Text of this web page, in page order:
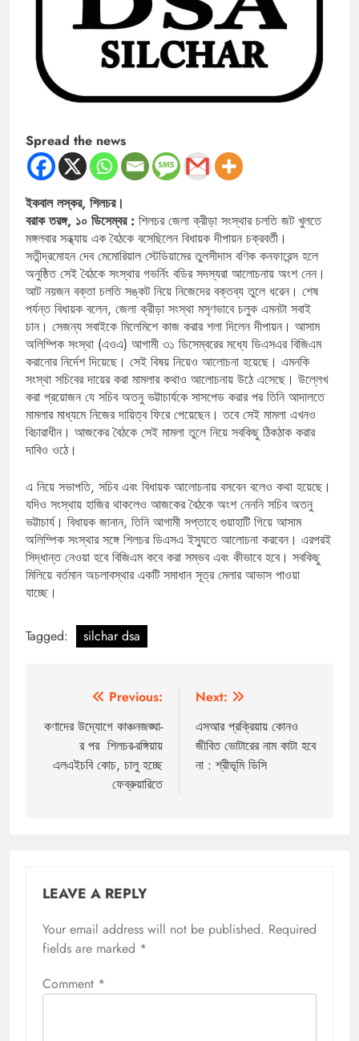
Spread the news
ইকবাল লস্কর, শিলচর।
বরাক তরঙ্গ, ১০ ডিসেম্বর : শিলচর জেলা ক্রীড়া সংস্থার চলতি জট খুলতে
মঙ্গলবার সন্ধ্যায় এক বৈঠকে বসেছিলেন বিধায়ক দীপায়ন চক্রবর্তী।
সতীন্দ্রমোহন দেব মেমোরিয়াল স্টেডিয়ামের তুলসীদাস বণিক কনফারেন্স হলে
অনুষ্ঠিত সেই বৈঠকে সংস্থার গভর্নিং বডির সদস্যরা আলোচনায় অংশ নেন।
আট নয়জন বক্তা চলতি সঙ্কট নিয়ে নিজেদের বক্তব্য তুলে ধরেন। শেষ
পর্যন্ত বিধায়ক বলেন, জেলা ক্রীড়া সংস্থা মসৃণভাবে চলুক এমনটা সবাই
চান। সেজন্য সবাইকে মিলেমিশে কাজ করার শলা দিলেন দীপায়ন। আসাম
অলিম্পিক সংস্থা (এওএ) আগামী ৩১ ডিসেম্বরের মধ্যে ডিএসএর বিজিএম
করানোর নির্দেশ দিয়েছে। সেই বিষয় নিয়েও আলোচনা হয়েছে। এমনকি
সংস্থা সচিবের দায়ের করা মামলার কথাও আলোচনায় উঠে এসেছে। উল্লেখ
করা প্রয়োজন যে সচিব অতনু ভট্টাচার্যকে সাসপেড করার পর তিনি আদালতে
মামলার মাধ্যমে নিজের দায়িত্ব ফিরে পেয়েছেন। তবে সেই মামলা এখনও
বিচারাধীন। আজকের বৈঠকে সেই মামলা তুলে নিয়ে সবকিছু ঠিকঠাক করার
দাবিও ওঠে।
এ নিয়ে সভাপতি, সচিব এবং বিধায়ক আলোচনায় বসবেন বলেও কথা হয়েছে।
যদিও সংস্থায় হাজির থাকলেও আজকের বৈঠকে অংশ নেননি সচিব অতনু
ভট্টাচার্য। বিধায়ক জানান, তিনি আগামী সপ্তাহে গুয়াহাটি গিয়ে আসাম
অলিম্পিক সংস্থার সঙ্গে শিলচর ডিএসএ ইস্যুতে আলোচনা করবেন। এরপরই
সিদ্ধান্ত নেওয়া হবে বিজিএম কবে করা সম্ভব এবং কীভাবে হবে। সবকিছু
মিলিয়ে বর্তমান অচলাবস্থার একটি সমাধান সূত্র মেলার আভাস পাওয়া
যাচ্ছে।
Tagged: silchar dsa
navigation
Previous:
কণাদের উদ্যোগে কাঞ্চনজঙ্ঘা-
র পর শিলচর-রঙ্গিয়ায়
এলএইচবি কোচ, চালু হচ্ছে
ফেব্রুয়ারিতে
Next:
এসআর প্রক্রিয়ায় কোনও
জীবিত ভোটারের নাম কাটা হবে
না : শ্রীভূমি ডিসি
LEAVE A REPLY
Your email address will not be published. Required
fields are marked *
Comment *